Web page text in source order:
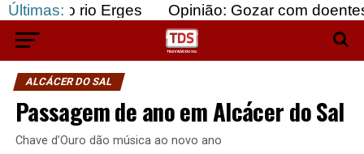
Últimas:
Erges Opinião: Gozar com doentes e bajular
ALCÁCER DO SAL
Passagem de ano em Alcácer do Sal
Chave d’Ouro dão música ao novo ano